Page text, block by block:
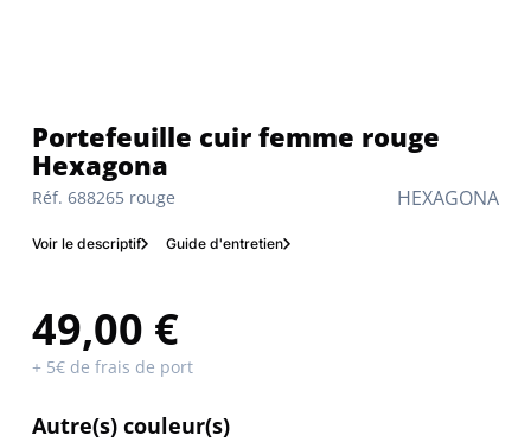
HEXAGONA
Réf. 688265 rouge
Portefeuille cuir femme rouge
Hexagona
Voir le descriptif Guide d'entretien
49,00 €
+ 5€ de frais de port
Autre(s) couleur(s)